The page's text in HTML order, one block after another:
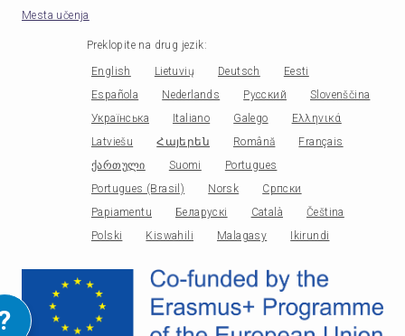
Mesta učenja
Preklopite na drug jezik:
English Lietuvių Deutsch
Eesti
Española
Nederlands Русский
Slovenščina
Українська
Italiano Galego
Ελληνικά
Latviešu
Հայերեն Română
Français
ქართული
Suomi
Portugues
Portugues (Brasil)
Norsk
Српски
Papiamentu
Беларускі Català
Čeština
Polski
Kiswahili Malagasy Ikirundi